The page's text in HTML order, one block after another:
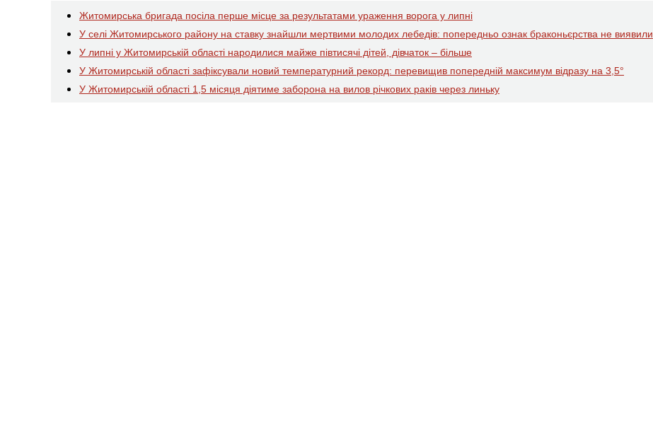
Житомирська бригада посіла перше місце за результатами ураження ворога у липні
У селі Житомирського району на ставку знайшли мертвими молодих лебедів: попередньо ознак браконьєрства не виявили
У липні у Житомирській області народилися майже півтисячі дітей, дівчаток – більше
У Житомирській області зафіксували новий температурний рекорд: перевищив попередній максимум відразу на 3,5°
У Житомирській області 1,5 місяця діятиме заборона на вилов річкових раків через линьку